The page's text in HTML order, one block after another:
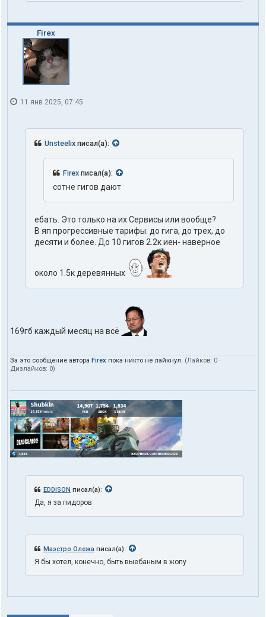
Firex
11 янв 2025, 07:45
Unsteelix писал(а):
Firex писал(а):
сотне гигов дают
ебать. Это только на их Сервисы или вообще?
В яп прогрессивные тарифы: до гига, до трех, до
десяти и более. До 10 гигов 2.2к иен- наверное
около 1.5к деревянных
169гб каждый месяц на всё
За это сообщение автора Firex пока никто не лайкнул. (Лайков: 0 ·
Дизлайков: 0)
EDDISON писал(а):
Да, я за пидоров
Маэстро Олежа писал(а):
Я бы хотел, конечно, быть выебаным в жопу